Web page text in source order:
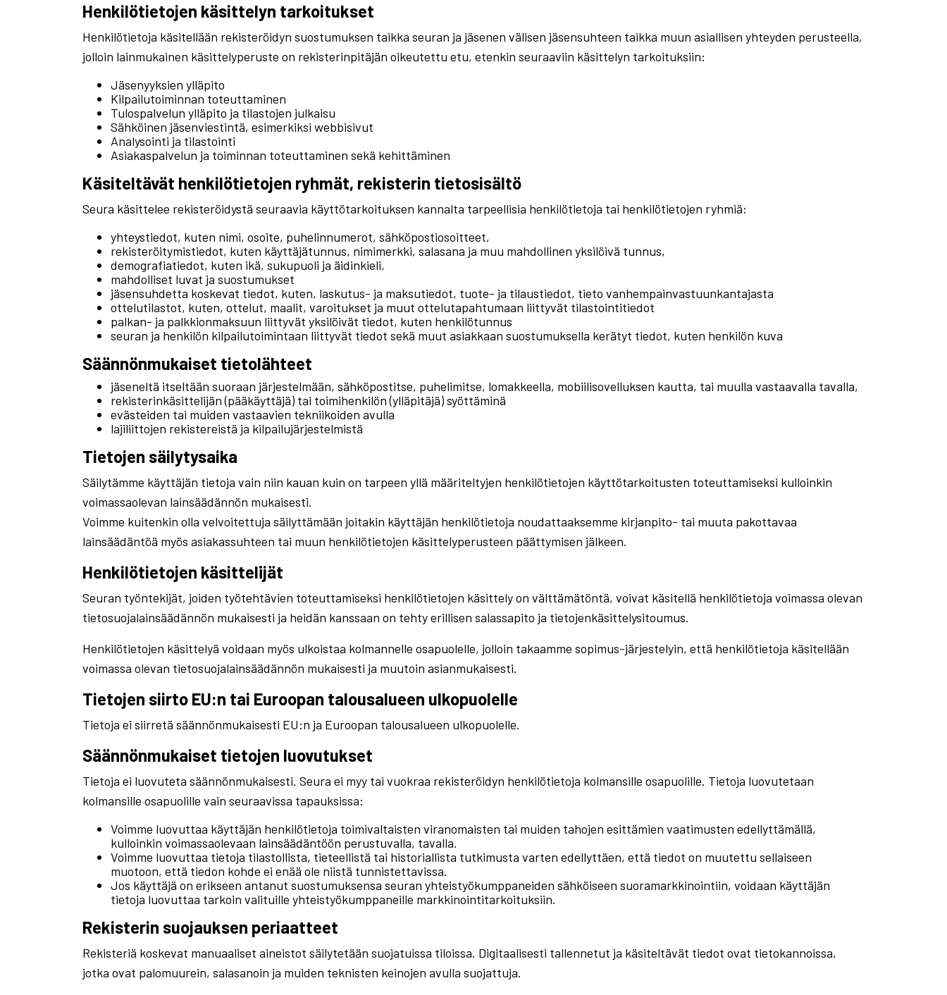
Henkilötietojen käsittelyn tarkoitukset
Henkilötietoja käsitellään rekisteröidyn suostumuksen taikka seuran ja jäsenen välisen jäsensuhteen taikka muun asiallisen yhteyden perusteella,
jolloin lainmukainen käsittelyperuste on rekisterinpitäjän oikeutettu etu, etenkin seuraaviin käsittelyn tarkoituksiin:
Jäsenyyksien ylläpito
Kilpailutoiminnan toteuttaminen
Tulospalvelun ylläpito ja tilastojen julkaisu
Sähköinen jäsenviestintä, esimerkiksi webbisivut
Analysointi ja tilastointi
Asiakaspalvelun ja toiminnan toteuttaminen sekä kehittäminen
Käsiteltävät henkilötietojen ryhmät, rekisterin tietosisältö
Seura käsittelee rekisteröidystä seuraavia käyttötarkoituksen kannalta tarpeellisia henkilötietoja tai henkilötietojen ryhmiä:
yhteystiedot, kuten nimi, osoite, puhelinnumerot, sähköpostiosoitteet,
rekisteröitymistiedot, kuten käyttäjätunnus, nimimerkki, salasana ja muu mahdollinen yksilöivä tunnus,
demografiatiedot, kuten ikä, sukupuoli ja äidinkieli,
mahdolliset luvat ja suostumukset
jäsensuhdetta koskevat tiedot, kuten, laskutus- ja maksutiedot, tuote- ja tilaustiedot, tieto vanhempainvastuunkantajasta
ottelutilastot, kuten, ottelut, maalit, varoitukset ja muut ottelutapahtumaan liittyvät tilastointitiedot
palkan- ja palkkionmaksuun liittyvät yksilöivät tiedot, kuten henkilötunnus
seuran ja henkilön kilpailutoimintaan liittyvät tiedot sekä muut asiakkaan suostumuksella kerätyt tiedot, kuten henkilön kuva
Säännönmukaiset tietolähteet
jäseneltä itseltään suoraan järjestelmään, sähköpostitse, puhelimitse, lomakkeella, mobiilisovelluksen kautta, tai muulla vastaavalla tavalla,
rekisterinkäsittelijän (pääkäyttäjä) tai toimihenkilön (ylläpitäjä) syöttäminä
evästeiden tai muiden vastaavien tekniikoiden avulla
lajiliittojen rekistereistä ja kilpailujärjestelmistä
Tietojen säilytysaika
Säilytämme käyttäjän tietoja vain niin kauan kuin on tarpeen yllä määriteltyjen henkilötietojen käyttötarkoitusten toteuttamiseksi kulloinkin
voimassaolevan lainsäädännön mukaisesti.
Voimme kuitenkin olla velvoitettuja säilyttämään joitakin käyttäjän henkilötietoja noudattaaksemme kirjanpito- tai muuta pakottavaa
lainsäädäntöä myös asiakassuhteen tai muun henkilötietojen käsittelyperusteen päättymisen jälkeen.
Henkilötietojen käsittelijät
Seuran työntekijät, joiden työtehtävien toteuttamiseksi henkilötietojen käsittely on välttämätöntä, voivat käsitellä henkilötietoja voimassa olevan
tietosuojalainsäädännön mukaisesti ja heidän kanssaan on tehty erillisen salassapito ja tietojenkäsittelysitoumus.
Henkilötietojen käsittelyä voidaan myös ulkoistaa kolmannelle osapuolelle, jolloin takaamme sopimus-järjestelyin, että henkilötietoja käsitellään
voimassa olevan tietosuojalainsäädännön mukaisesti ja muutoin asianmukaisesti.
Tietojen siirto EU:n tai Euroopan talousalueen ulkopuolelle
Tietoja ei siirretä säännönmukaisesti EU:n ja Euroopan talousalueen ulkopuolelle.
Säännönmukaiset tietojen luovutukset
Tietoja ei luovuteta säännönmukaisesti. Seura ei myy tai vuokraa rekisteröidyn henkilötietoja kolmansille osapuolille. Tietoja luovutetaan
kolmansille osapuolille vain seuraavissa tapauksissa:
Voimme luovuttaa käyttäjän henkilötietoja toimivaltaisten viranomaisten tai muiden tahojen esittämien vaatimusten edellyttämällä,
kulloinkin voimassaolevaan lainsäädäntöön perustuvalla, tavalla.
Voimme luovuttaa tietoja tilastollista, tieteellistä tai historiallista tutkimusta varten edellyttäen, että tiedot on muutettu sellaiseen
muotoon, että tiedon kohde ei enää ole niistä tunnistettavissa.
Jos käyttäjä on erikseen antanut suostumuksensa seuran yhteistyökumppaneiden sähköiseen suoramarkkinointiin, voidaan käyttäjän
tietoja luovuttaa tarkoin valituille yhteistyökumppaneille markkinointitarkoituksiin.
Rekisterin suojauksen periaatteet
Rekisteriä koskevat manuaaliset aineistot säilytetään suojatuissa tiloissa. Digitaalisesti tallennetut ja käsiteltävät tiedot ovat tietokannoissa,
jotka ovat palomuurein, salasanoin ja muiden teknisten keinojen avulla suojattuja.